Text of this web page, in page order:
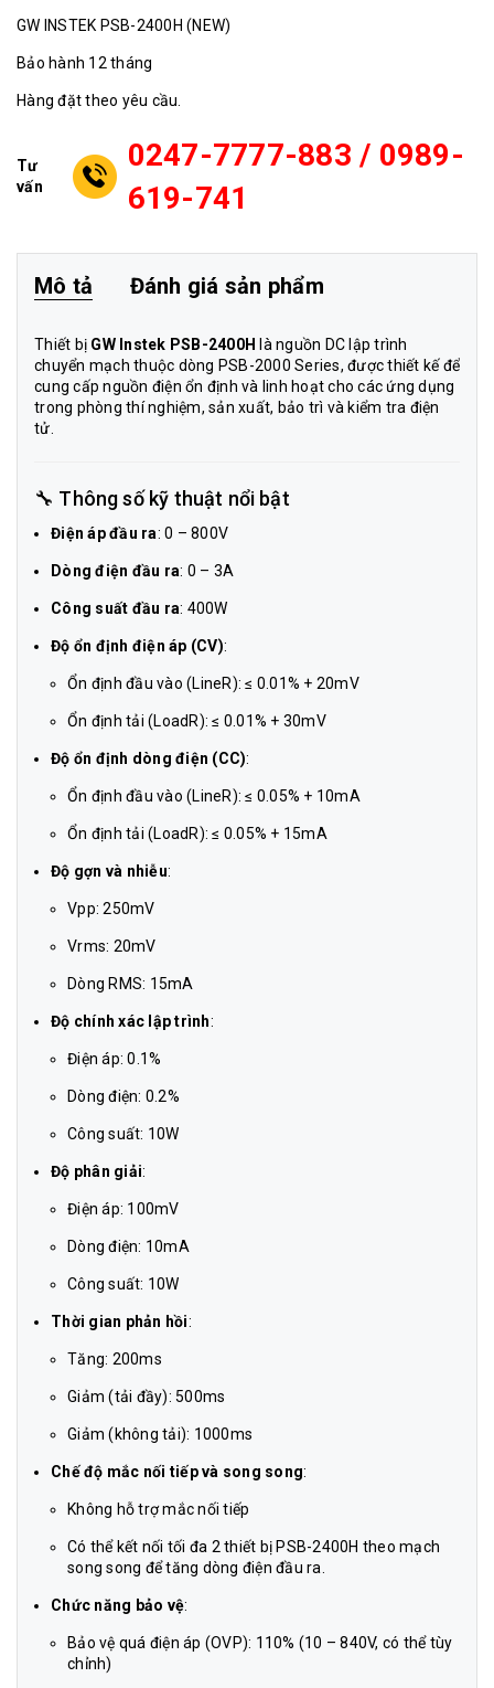
GW INSTEK PSB-2400H (NEW)
Bảo hành 12 tháng
Hàng đặt theo yêu cầu.
Tư
vấn
0247-7777-883 / 0989-
619-741
Mô tả Đánh giá sản phẩm
Thiết bị GW Instek PSB-2400H
là nguồn DC lập trình
chuyển mạch thuộc dòng PSB-2000 Series, được thiết kế để
cung cấp nguồn điện ổn định và linh hoạt cho các ứng dụng
trong phòng thí nghiệm, sản xuất, bảo trì và kiểm tra điện
tử.
🔧 Thông số kỹ thuật nổi bật
Điện áp đầu ra: 0 – 800V
Dòng điện đầu ra: 0 – 3A
Công suất đầu ra: 400W
Độ ổn định điện áp (CV):
Ổn định đầu vào (LineR): ≤ 0.01% + 20mV
Ổn định tải (LoadR): ≤ 0.01% + 30mV
Độ ổn định dòng điện (CC):
Ổn định đầu vào (LineR): ≤ 0.05% + 10mA
Ổn định tải (LoadR): ≤ 0.05% + 15mA
Độ gợn và nhiễu:
Vpp: 250mV
Vrms: 20mV
Dòng RMS: 15mA
Độ chính xác lập trình:
Điện áp: 0.1%
Dòng điện: 0.2%
Công suất: 10W
Độ phân giải:
Điện áp: 100mV
Dòng điện: 10mA
Công suất: 10W
Thời gian phản hồi:
Tăng: 200ms
Giảm (tải đầy): 500ms
Giảm (không tải): 1000ms
Chế độ mắc nối tiếp và song song:
Không hỗ trợ mắc nối tiếp
Có thể kết nối tối đa 2 thiết bị PSB-2400H theo mạch
song song để tăng dòng điện đầu ra.
Chức năng bảo vệ:
Bảo vệ quá điện áp (OVP): 110% (10 – 840V, có thể tùy
chỉnh)